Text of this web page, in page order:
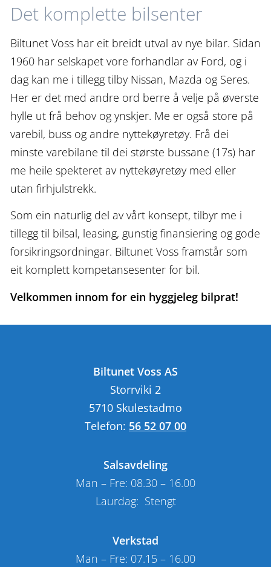
Det komplette bilsenter
Biltunet Voss har eit breidt utval av nye bilar. Sidan
1960 har selskapet vore forhandlar av Ford, og i
dag kan me i tillegg tilby Nissan, Mazda og Seres.
Her er det med andre ord berre å velje på øverste
hylle ut frå behov og ynskjer. Me er også store på
varebil, buss og andre nyttekøyretøy. Frå dei
minste varebilane til dei største bussane (17s) har
me heile spekteret av nyttekøyretøy med eller
utan firhjulstrekk.
Som ein naturlig del av vårt konsept, tilbyr me i
tillegg til bilsal, leasing, gunstig finansiering og gode
forsikringsordningar. Biltunet Voss framstår som
eit komplett kompetansesenter for bil.
Velkommen innom for ein hyggjeleg bilprat!
Biltunet Voss AS
Storrviki 2
5710 Skulestadmo
Telefon: 56 52 07 00
Salsavdeling
Man – Fre: 08.30 – 16.00
Laurdag: Stengt
Verkstad
Man – Fre: 07.15 – 16.00